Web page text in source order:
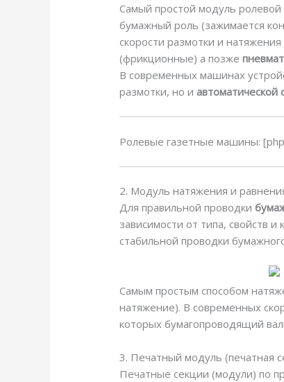
Самый простой модуль ролевой
бумажный роль (зажимается
скорости размотки и
(фрикционные) а позже
В современных машинах
размотки, но и автоматической
Ролевые газетные машины:
2. Модуль натяжения и
Для правильной проводки
зависимости от типа, свойств
стабильной проводки
Самым простым способом
натяжение). В современных
которых бумагопроводящий
3. Печатный модуль (печатная
Печатные секции (модули) по